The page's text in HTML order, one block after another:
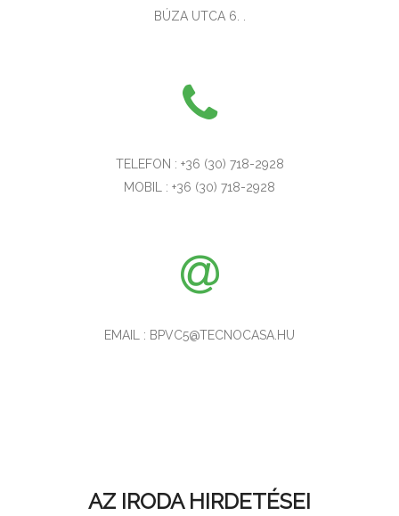
BÚZA UTCA 6. .
TELEFON : +36 (30) 718-2928
MOBIL : +36 (30) 718-2928
EMAIL : BPVC5@TECNOCASA.HU
AZ IRODA HIRDETÉSEI